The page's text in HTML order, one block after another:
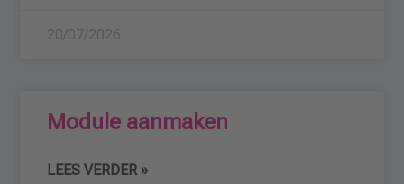
20/07/2026
Module aanmaken
LEES VERDER »